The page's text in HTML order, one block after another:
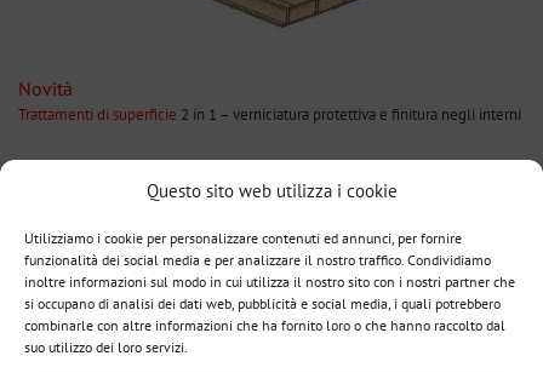
Questo sito web utilizza i cookie
Utilizziamo i cookie per personalizzare contenuti ed annunci, per fornire
funzionalità dei social media e per analizzare il nostro traffico. Condividiamo
inoltre informazioni sul modo in cui utilizza il nostro sito con i nostri partner che
si occupano di analisi dei dati web, pubblicità e social media, i quali potrebbero
combinarle con altre informazioni che ha fornito loro o che hanno raccolto dal
suo utilizzo dei loro servizi.
Novità
Trattamenti di superficie 2 in 1 – verniciatura protettiva e finitura negli interni
Vantaggi
• pannelli di grande formato fino a 12 x 2,45 m
• peso basso
• alta portata statica
• lavorazione precisa secondo il progetto